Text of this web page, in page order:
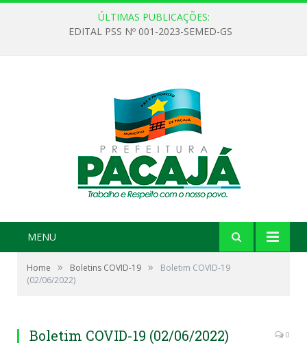
ÚLTIMAS PUBLICAÇÕES:
EDITAL PSS Nº 001-2023-SEMED-GS
MENU
Home » Boletins COVID-19 »
Boletim COVID-19
(02/06/2022)
Boletim COVID-19 (02/06/2022) 0